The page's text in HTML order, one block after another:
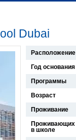
Dubai
Расположение
Год основания
Программы
Возраст
Проживание
Проживающих
в школе